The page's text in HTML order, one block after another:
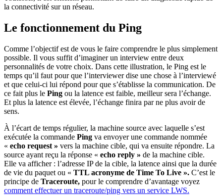
la connectivité sur un réseau.
Le fonctionnement du Ping
Comme l’objectif est de vous le faire comprendre le plus simplement
possible. Il vous suffit d’imaginer un interview entre deux
personnalités de votre choix. Dans cette illustration, le Ping est le
temps qu’il faut pour que l’interviewer dise une chose à l’interviewé
et que celui-ci lui répond pour que s’établisse la communication. De
ce fait plus le Ping ou la latence est faible, meilleur sera l’échange.
Et plus la latence est élevée, l’échange finira par ne plus avoir de
sens.
À l’écart de temps régulier, la machine source avec laquelle s’est
exécutée la commande Ping va envoyer une commande nommée
« echo request » vers la machine cible, qui va ensuite répondre. La
source ayant reçu la réponse « echo reply » de la machine cible.
Elle va afficher : l’adresse IP de la cible, la latence ainsi que la durée
de vie du paquet ou « TTL acronyme de Time To Live ». C’est le
principe de Traceroute, pour le comprendre d’avantage voyez
comment effectuer un traceroute/ping vers un service LWS.